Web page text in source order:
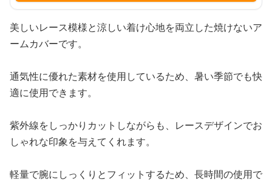
美しいレース模様と涼しい着け心地を両立した焼けないア
ームカバーです。
通気性に優れた素材を使用しているため、暑い季節でも快
適に使用できます。
紫外線をしっかりカットしながらも、レースデザインでお
しゃれな印象を与えてくれます。
軽量で腕にしっくりとフィットするため、長時間の使用で